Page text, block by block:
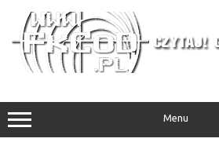
treści
Menu